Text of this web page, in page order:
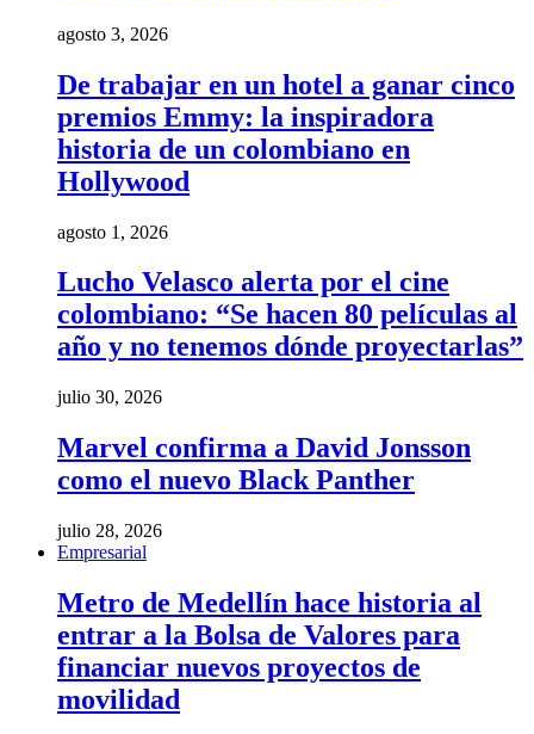
agosto 3, 2026
De trabajar en un hotel a ganar cinco
premios Emmy: la inspiradora
historia de un colombiano en
Hollywood
agosto 1, 2026
Lucho Velasco alerta por el cine
colombiano: “Se hacen 80 películas al
año y no tenemos dónde proyectarlas”
julio 30, 2026
Marvel confirma a David Jonsson
como el nuevo Black Panther
julio 28, 2026
Empresarial
Metro de Medellín hace historia al
entrar a la Bolsa de Valores para
financiar nuevos proyectos de
movilidad